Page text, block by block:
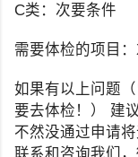
C类：次要条件
需要体检的项目
如果有以上问题
要去体检！） 建
不然没通过申请
联系和咨询我们